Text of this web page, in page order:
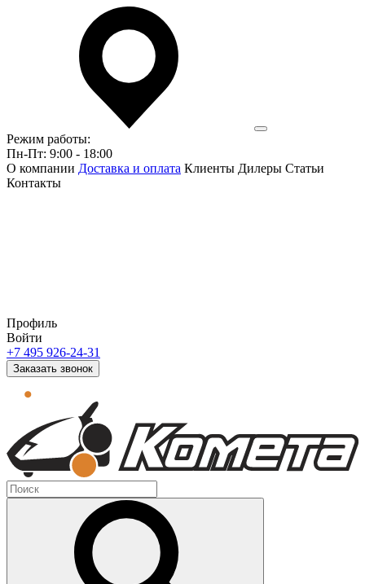
Режим работы:
Пн-Пт: 9:00 - 18:00
О компании Доставка и оплата Клиенты Дилеры Статьи
Контакты
Профиль
Войти
+7 495 926-24-31
Заказать звонок